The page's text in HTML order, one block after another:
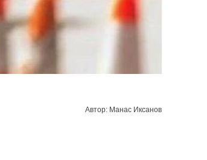
Автор: Манас Иксанов